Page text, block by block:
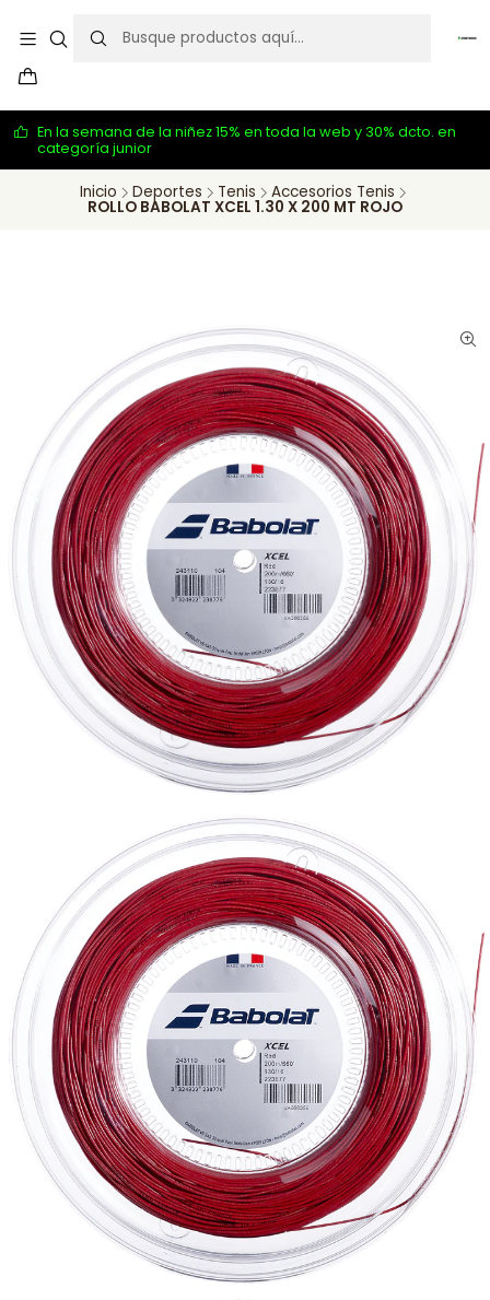
En la semana de la niñez 15% en toda la web y 30% dcto. en
categoría junior
Inicio Deportes Tenis Accesorios Tenis
ROLLO BABOLAT XCEL 1.30 X 200 MT ROJO